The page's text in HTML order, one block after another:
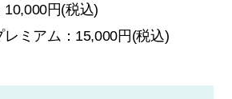
10,000円(税込)
レミアム：15,000円(税込)